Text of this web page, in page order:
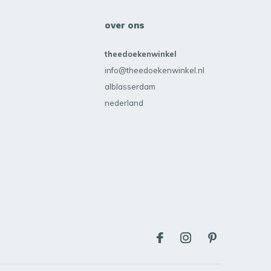
over ons
theedoekenwinkel
info@theedoekenwinkel.nl
alblasserdam
nederland